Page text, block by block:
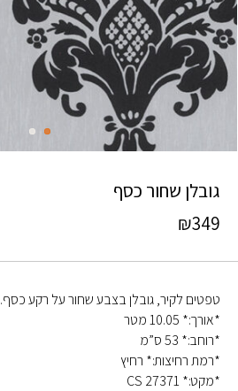
גובלן שחור כסף
₪349
טפטים לקיר, גובלן בצבע שחור על רקע כסף.
*אורך:* 10.05 מטר
*רוחב:* 53 ס”מ
*רמת רחיצות:* רחיץ
*מקט:* CS 27371